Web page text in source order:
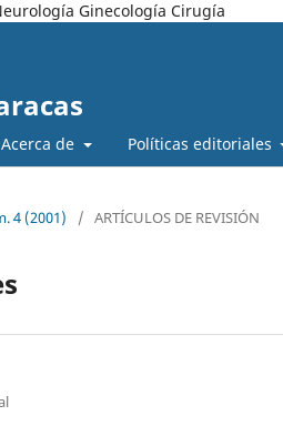
Ginecología Cirugía
Acerca de Políticas editoriales
4 (2001) / ARTÍCULOS DE REVISIÓN